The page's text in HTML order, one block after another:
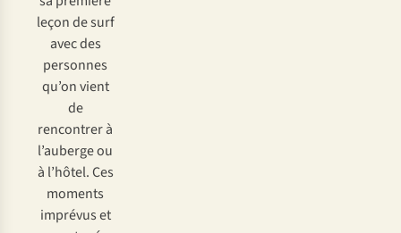
leçon de surf
avec des
personnes
qu’on vient
de
rencontrer à
l’auberge ou
à l’hôtel. Ces
moments
imprévus et